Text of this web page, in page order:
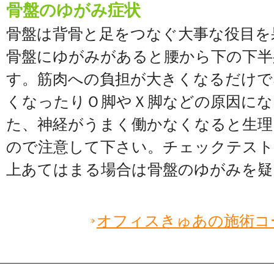
骨盤のゆがみ症状
骨盤は背骨と足をつなぐ大事な役目
骨盤にゆがみがあると腰から下の下
す。筋肉への負担が大きくなるだけ
くなったりＯ脚やＸ脚などの原因に
た、神経がうまく働かなくなると生
ので注意して下さい。チェックテス
上あてはまる場合は骨盤のゆがみを
オフィスきゅあの施術